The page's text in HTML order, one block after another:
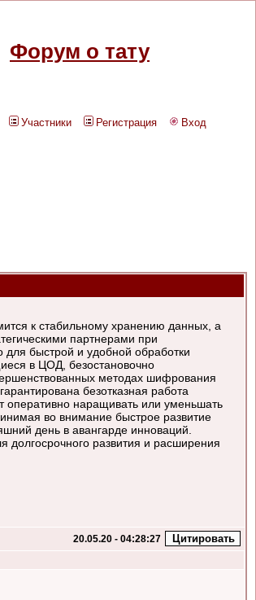
Форум о тату
Участники Регистрация Вход
к стабильному хранению данных, а
партнерами при
быстрой и удобной обработки
в ЦОД, безостановочно
методах шифрования
безотказная работа
оперативно наращивать или уменьшать
во внимание быстрое развитие
день в авангарде инноваций.
развития и расширения
20.05.20 - 04:28:27